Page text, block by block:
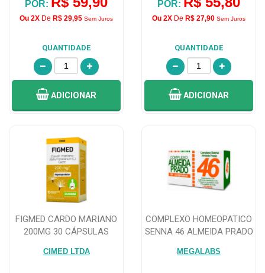
POR:
Ou 2X De R$ 29,95 Sem Juros
QUANTIDADE
ADICIONAR
POR:
Ou 2X De R$ 27,90 Sem Juros
QUANTIDADE
ADICIONAR
FIGMED CARDO MARIANO
200MG 30 CÁPSULAS
CIMED LTDA
COMPLEXO HOMEOPATICO
SENNA 46 ALMEIDA PRADO
MEGALABS